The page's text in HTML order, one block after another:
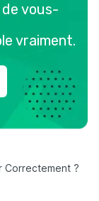
vous-
vraiment.
Correctement ?